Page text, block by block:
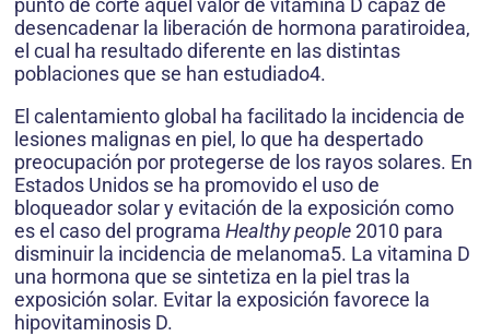
punto de corte aquel valor de vitamina D capaz de
desencadenar la liberación de hormona paratiroidea,
el cual ha resultado diferente en las distintas
poblaciones que se han estudiado4.
El calentamiento global ha facilitado la incidencia de
lesiones malignas en piel, lo que ha despertado
preocupación por protegerse de los rayos solares. En
Estados Unidos se ha promovido el uso de
bloqueador solar y evitación de la exposición como
es el caso del programa Healthy people2010 para
disminuir la incidencia de melanoma5. La vitamina D
una hormona que se sintetiza en la piel tras la
exposición solar. Evitar la exposición favorece la
hipovitaminosis D.